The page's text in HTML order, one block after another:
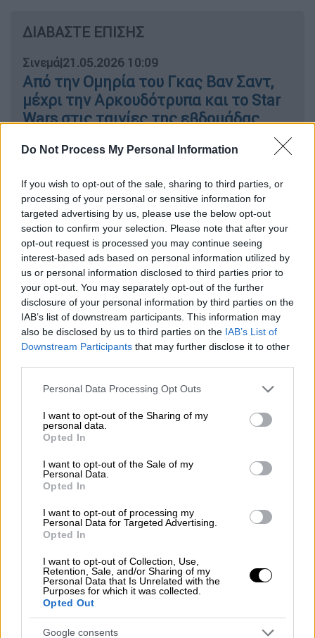
Do Not Process My Personal Information
If you wish to opt-out of the sale, sharing to third parties, or
processing of your personal or sensitive information for
targeted advertising by us, please use the below opt-out
section to confirm your selection. Please note that after your
opt-out request is processed you may continue seeing
interest-based ads based on personal information utilized by
us or personal information disclosed to third parties prior to
your opt-out. You may separately opt-out of the further
disclosure of your personal information by third parties on the
IAB’s list of downstream participants. This information may
also be disclosed by us to third parties on the IAB’s List of
Downstream Participants that may further disclose it to other
Please note that this website/app uses one or more Google
not limited to your visit or usage behaviour. You may click to
grant or deny consent to Google and its third-party tags to
use your data for below specified purposes in below Google
consent section.
Personal Data Processing Opt Outs
I want to opt-out of the Sharing of my
personal data.
Opted In
I want to opt-out of the Sale of my
Personal Data.
Opted In
I want to opt-out of processing my
Personal Data for Targeted Advertising.
Opted In
I want to opt-out of Collection, Use,
Retention, Sale, and/or Sharing of my
Personal Data that Is Unrelated with the
Purposes for which it was collected.
Opted Out
Google consents
ΔΙΑΒΑΣΤΕ ΕΠΙΣΗΣ
Σινεμά|21.05.2026 10:09
Από την Ομηρία του Γκας Βαν Σαντ,
μέχρι την Αρκουδότρυπα και το Star
Wars στις ταινίες της εβδομάδας
Το νέο φιλόδοξο πρότζεκτ
Με αφορμή τη συμπλήρωση 44 ετών από την
πρεμιέρα της ταινίας του 1982, ο
Σβαρτσενέγκερ αποκάλυψε ότι το
πολυαναμενόμενο σίκουελβρίσκεται πλέον
σε εξέλιξη και, όπως δήλωσε, αναμένεται να
κυκλοφορήσει το 2027.
Σύμφωνα με όσα έχουν γίνει γνωστά, ο
Christopher McQuarrie
έχει αναλάβει τόσο το
ταινίαςγια λογαριασμό της 20th Century
Studios, με τον θρυλικό ηθοποιό να
επιστρέφει στον ρόλο που τον καθιέρωσε.
Μιλώντας για το νέο εγχείρημα, ο Άρνολντ
Σβαρτσενέγκερ τόνισε ότι πρόκειται για ένα
project που
αποδίδοντας παράλληλα φόρο τιμής στους
δημιουργούς που διαμόρφωσαν τον μύθο
Arnold Schwarzenegger and
Christopher McQuarrie are ready to
take a stab at relaunching the Conan